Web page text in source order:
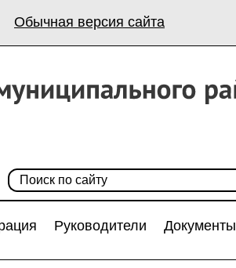
Обычная версия сайта
Руководители
Документы